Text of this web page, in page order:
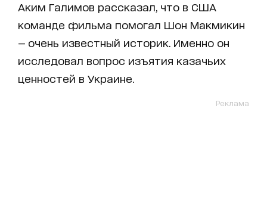
Аким Галимов рассказал, что в США
команде фильма помогал Шон Макмикин
— очень известный историк. Именно он
исследовал вопрос изъятия казачьих
ценностей в Украине.
Реклама